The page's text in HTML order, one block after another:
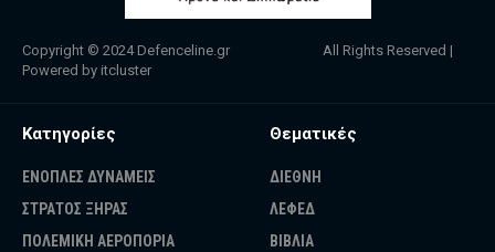
Copyright © 2024 Defenceline.gr All Rights Reserved |
Powered by itcluster
Κατηγορίες
ΕΝΟΠΛΕΣ ΔΥΝΑΜΕΙΣ
ΣΤΡΑΤΟΣ ΞΗΡΑΣ
ΠΟΛΕΜΙΚΗ ΑΕΡΟΠΟΡΙΑ
Θεματικές
ΔΙΕΘΝΗ
ΛΕΦΕΔ
ΒΙΒΛΙΑ